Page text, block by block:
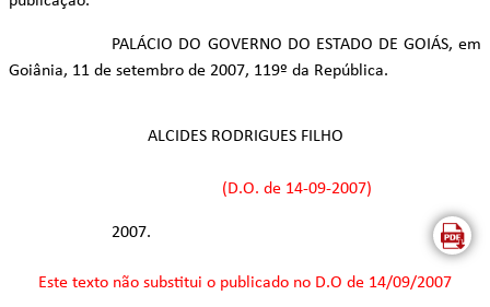
PALÁCIO DO GOVERNO DO ESTADO DE GOIÁS, em
Goiânia, 11 de setembro de 2007, 119º da República.
ALCIDES RODRIGUES FILHO
(D.O. de 14-09-2007)
2007.
Este texto não substitui o publicado no D.O de 14/09/2007